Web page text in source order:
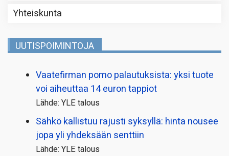
Yhteiskunta
UUTISPOIMINTOJA
Vaatefirman pomo palautuksista: yksi tuote
voi aiheuttaa 14 euron tappiot
Lähde: YLE talous
Sähkö kallistuu rajusti syksyllä: hinta nousee
jopa yli yhdeksään senttiin
Lähde: YLE talous